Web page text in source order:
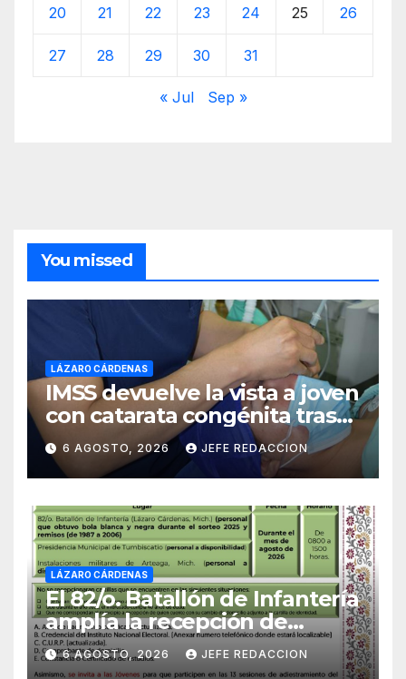
20 21 22 23 24 25 26
27 28 29 30 31
« Jul Sep »
You missed
LÁZARO CÁRDENAS
IMSS devuelve la vista a joven
con catarata congénita tras
23 años de limitación visual
6 AGOSTO, 2026 JEFE REDACCION
LÁZARO CÁRDENAS
El 82/o. Batallón de Infantería
amplía la recepción de
documentos para obtener La
Catilla del Servicio Militar
6 AGOSTO, 2026 JEFE REDACCION